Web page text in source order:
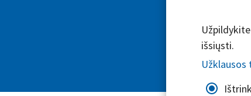
išsiųsti.
Užklausos